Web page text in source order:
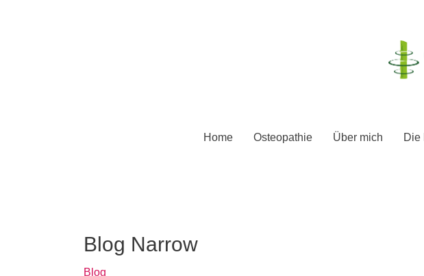
Home Osteopathie Über mich Die
Blog Narrow
Blog